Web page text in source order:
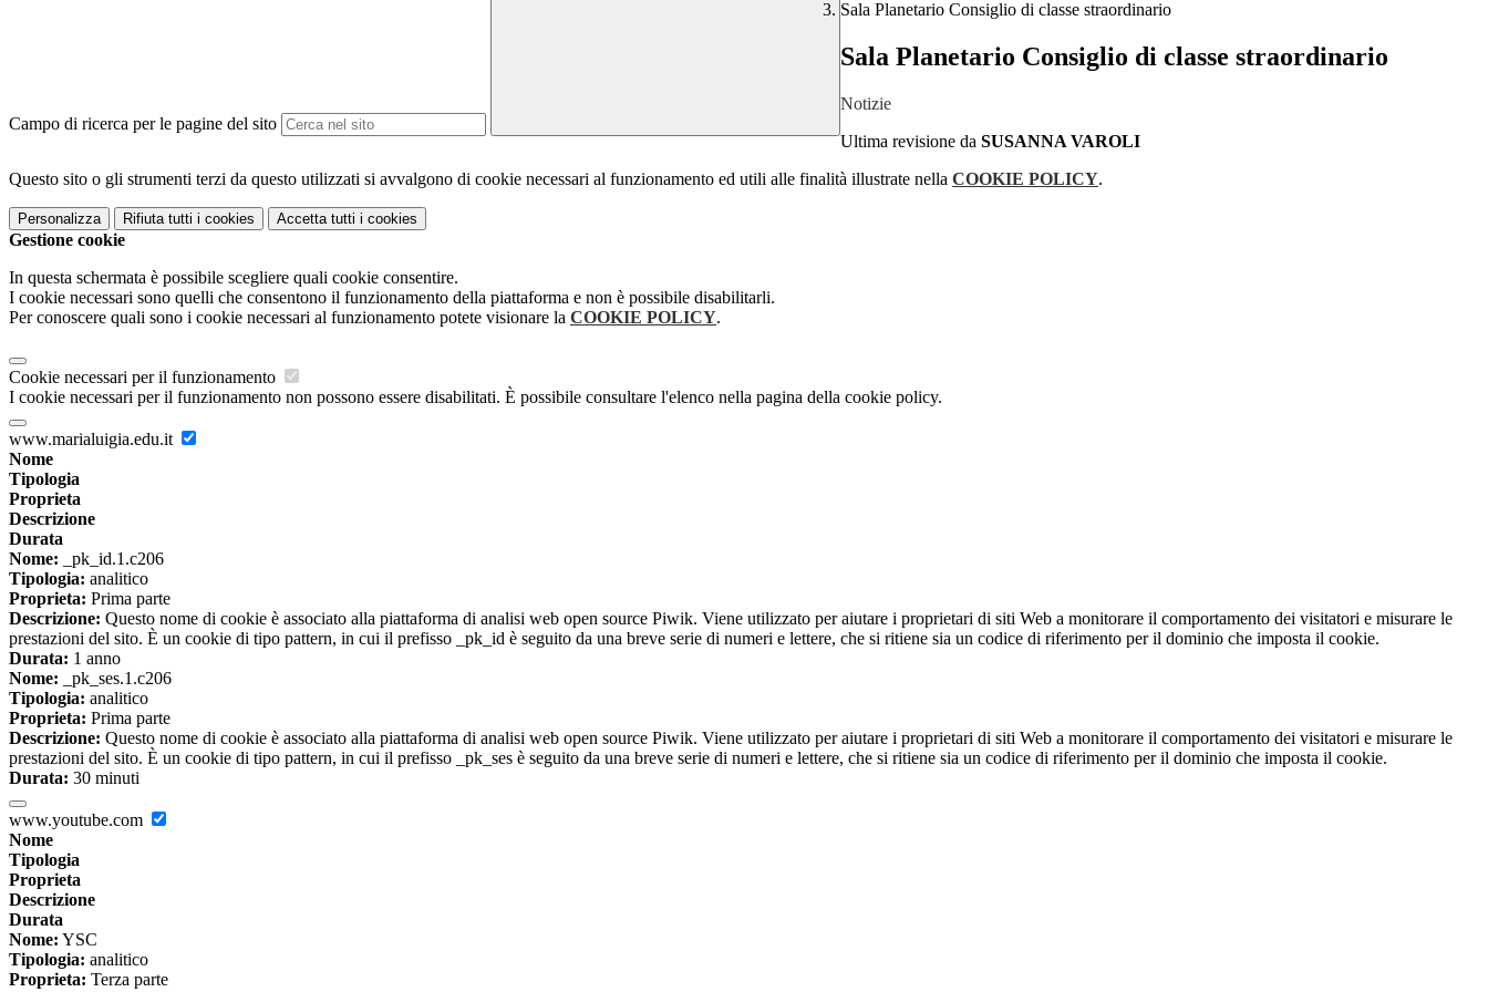
Campo di ricerca per le pagine del sito
Sala Planetario Consiglio di classe straordinario
Sala Planetario Consiglio di classe straordinario
Notizie
Ultima revisione da SUSANNA VAROLI
Questo sito o gli strumenti terzi da questo utilizzati si avvalgono di cookie necessari al funzionamento ed utili alle finalità illustrate nella COOKIE POLICY.
Personalizza Rifiuta tutti i cookies Accetta tutti i cookies
Gestione cookie
In questa schermata è possibile scegliere quali cookie consentire.
I cookie necessari sono quelli che consentono il funzionamento della piattaforma e non è possibile disabilitarli.
Per conoscere quali sono i cookie necessari al funzionamento potete visionare la COOKIE POLICY.
Cookie necessari per il funzionamento
I cookie necessari per il funzionamento non possono essere disabilitati. È possibile consultare l'elenco nella pagina della cookie policy.
www.marialuigia.edu.it
Nome
Tipologia
Proprieta
Descrizione
Durata
Nome: _pk_id.1.c206
Tipologia: analitico
Proprieta: Prima parte
Descrizione: Questo nome di cookie è associato alla piattaforma di analisi web open source Piwik. Viene utilizzato per aiutare i proprietari di siti Web a monitorare il comportamento dei visitatori e misurare le
prestazioni del sito. È un cookie di tipo pattern, in cui il prefisso _pk_id è seguito da una breve serie di numeri e lettere, che si ritiene sia un codice di riferimento per il dominio che imposta il cookie.
Durata: 1 anno
Nome: _pk_ses.1.c206
Tipologia: analitico
Proprieta: Prima parte
Descrizione: Questo nome di cookie è associato alla piattaforma di analisi web open source Piwik. Viene utilizzato per aiutare i proprietari di siti Web a monitorare il comportamento dei visitatori e misurare le
prestazioni del sito. È un cookie di tipo pattern, in cui il prefisso _pk_ses è seguito da una breve serie di numeri e lettere, che si ritiene sia un codice di riferimento per il dominio che imposta il cookie.
Durata: 30 minuti
www.youtube.com
Nome
Tipologia
Proprieta
Descrizione
Durata
Nome: YSC
Tipologia: analitico
Proprieta: Terza parte